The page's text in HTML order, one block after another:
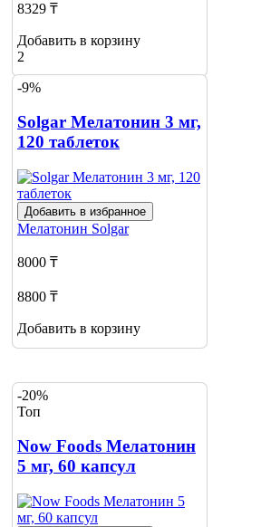
8329 ₸
Добавить в корзину
2
-9%
Solgar Мелатонин 3 мг,
120 таблеток
Добавить в избранное
Мелатонин Solgar
8000 ₸
8800 ₸
Добавить в корзину
-20%
Топ
Now Foods Мелатонин
5 мг, 60 капсул